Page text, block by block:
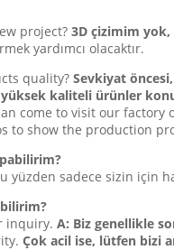
project? 3D çizimim yok,
yardımcı olacaktır.
quality? Sevkiyat
kaliteli ürünler
come to visit our
to show the production
yüzden sadece sizin
inquiry. A: Biz genellikle
Çok acil ise, lütfen bizi